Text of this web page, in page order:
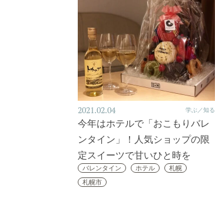
2021.02.04 学ぶ／知る
今年はホテルで「おこもりバレ
ンタイン」！人気ショップの限
定スイーツで甘いひと時を
バレンタイン ホテル
札幌
札幌市